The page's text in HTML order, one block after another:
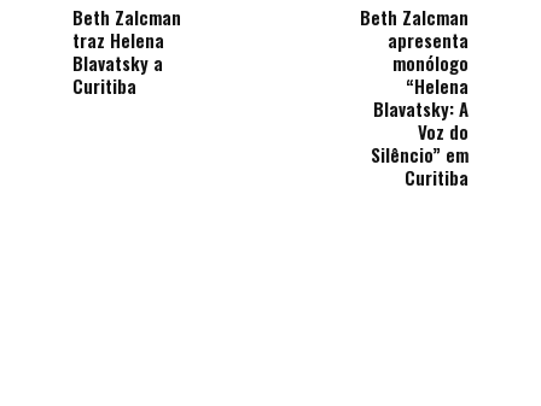
Beth Zalcman
traz Helena
Blavatsky a
Curitiba
Beth Zalcman
apresenta
monólogo
“Helena
Blavatsky: A
Voz do
Silêncio” em
Curitiba